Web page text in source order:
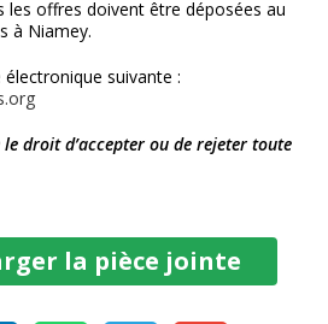
les offres doivent être déposées au
à Niamey.
électronique suivante :
le droit d’accepter ou de rejeter toute
la pièce jointe